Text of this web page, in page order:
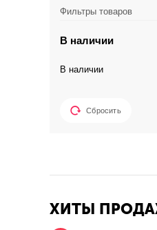
Фильтры товаров
В наличии
В наличии
Сбросить
ХИТЫ